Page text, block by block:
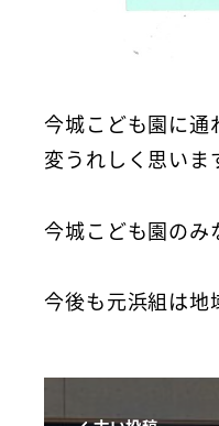
今城こども園に通
変うれしく思いま
今城こども園のみ
今後も元浜組は地